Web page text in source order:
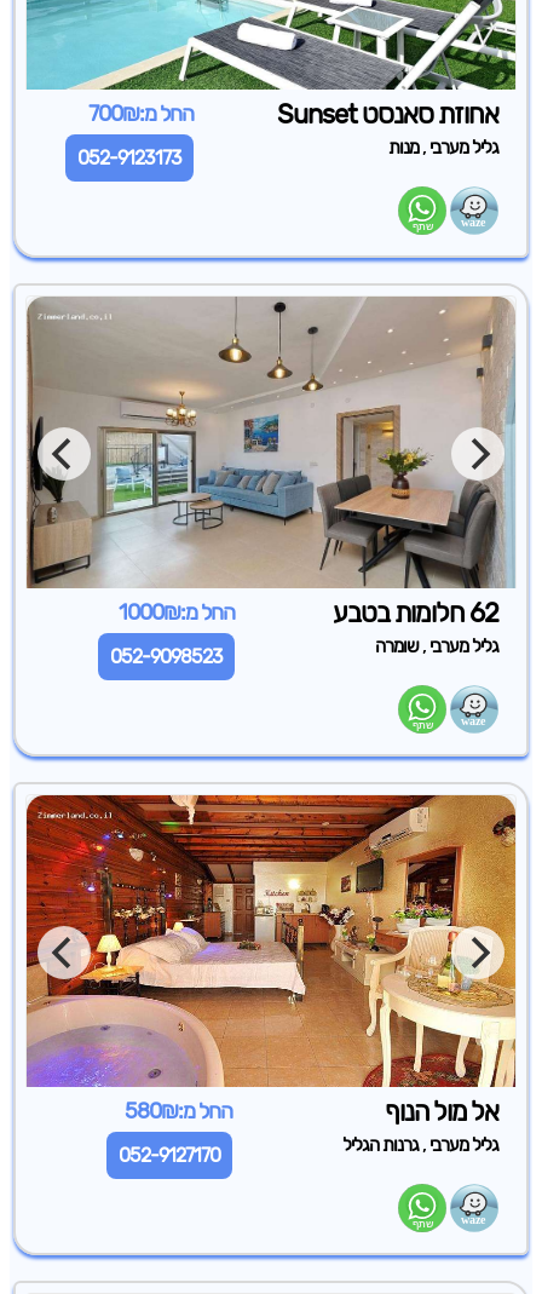
אחוזת סאנסט Sunset החל מ:700₪
גליל מערבי ,מנות 052-9123173
62 חלומות בטבע החל מ:1000₪
גליל מערבי ,שומרה 052-9098523
אל מול הנוף החל מ:580₪
גליל מערבי ,גרנות הגליל 052-9127170